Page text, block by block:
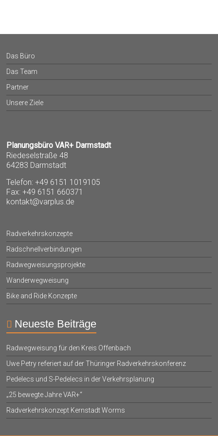
Das Büro
Das Team
Partner
Unsere Ziele
Planungsbüro VAR+ Darmstadt
Riedeselstraße 48
64283 Darmstadt
Telefon: +49 6151 1019105
Fax: +49 6151 660371
kontakt@varplus.de
Radverkehrskonzepte
Radschnellverbindungen
Radwegweisungsprojekte
Wanderwegweisung
Bike and Ride Konzepte
Neueste Beiträge
Radwegweisung für den Kreis Offenbach
Uwe Petry referiert auf der Thüringer Radverkehrskonferenz
Pedelecs und S-Pedelecs in der Verkehrsplanung
„25 bewegte Jahre VAR+“
Radverkehrskonzept Kernstadt Worms